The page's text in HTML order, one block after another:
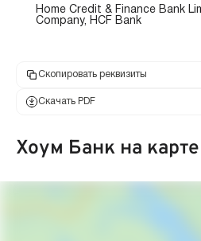
Home Credit & Finance Bank
Company, HCF Bank
Скопировать реквизиты
Скачать PDF
Хоум Банк на карте